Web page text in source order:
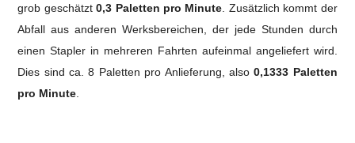
grob geschätzt0,3 Paletten pro Minute Zusätzlich kommt der
Abfall aus anderen Werksbereichen, der jede Stunden durch
einen Stapler in mehreren Fahrten aufeinmal angeliefert wird.
Dies sind ca. 8 Paletten pro Anlieferung, also0,1333 Paletten
pro Minute